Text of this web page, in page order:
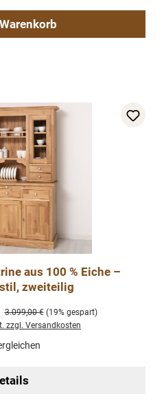
aus 100 % Eiche –
zweiteilig
Regulärer Preis:
3.099,00 € (19% gespart)
zzgl. Versandkosten